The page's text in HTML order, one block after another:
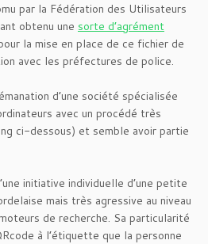
par la Fédération des Utilisateurs
obtenu une sorte d’agrément
la mise en place de ce fichier de
avec les préfectures de police.
d’une société spécialisée
avec un procédé très
ci-dessous) et semble avoir partie
initiative individuelle d’une petite
mais très agressive au niveau
de recherche. Sa particularité
à l’étiquette que la personne